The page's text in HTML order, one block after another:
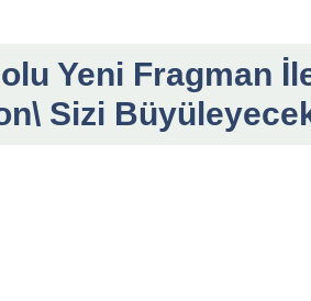
Yeni Fragman
Sizi